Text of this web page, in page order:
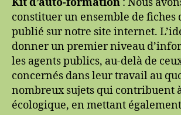
constituer un ensemble de fiches
publié sur notre site internet.
donner un premier niveau
les agents publics, au-delà de
concernés dans leur travail au
nombreux sujets qui contribuent
écologique, en mettant